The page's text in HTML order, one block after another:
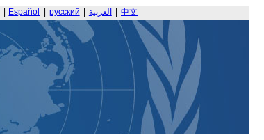
Español русский العربية 中文